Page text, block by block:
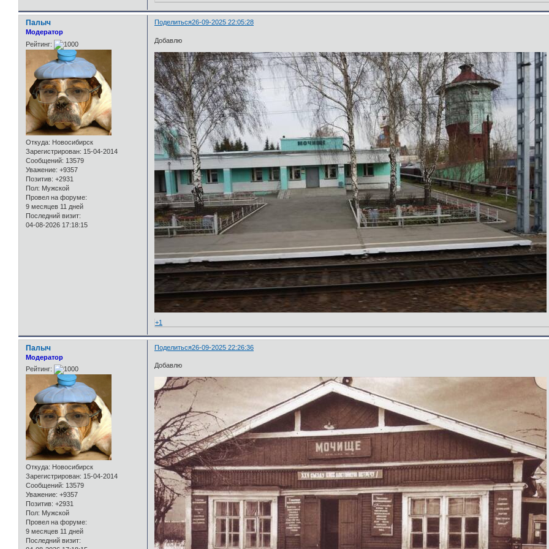
Поделиться26-09-2025 22:05:28
Палыч
Модератор
Рейтинг:
Откуда: Новосибирск
Зарегистрирован: 15-04-2014
Сообщений: 13579
Уважение: +9357
Позитив: +2931
Пол: Мужской
Провел на форуме:
9 месяцев 11 дней
Последний визит:
04-08-2026 17:18:15
Добавлю
+1
Поделиться26-09-2025 22:26:36
Палыч
Модератор
Рейтинг:
Откуда: Новосибирск
Зарегистрирован: 15-04-2014
Сообщений: 13579
Уважение: +9357
Позитив: +2931
Пол: Мужской
Провел на форуме:
9 месяцев 11 дней
Последний визит:
Добавлю